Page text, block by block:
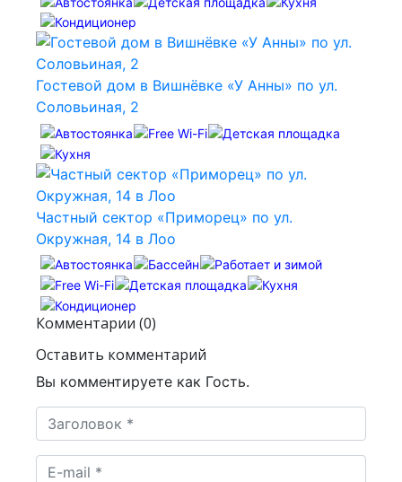
Гостевой дом в Вишнёвке «У Анны» по ул.
Соловьиная, 2
Частный сектор «Приморец» по ул.
Окружная, 14 в Лоо
Комментарии (0)
Оставить комментарий
Вы комментируете как Гость.